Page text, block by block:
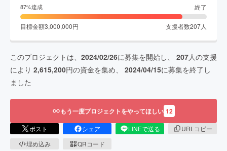
87%達成 終了
目標金額3,000,000円 支援者数207人
このプロジェクトは、 2024/02/26に募集を開始し、 207人の支援
により 2,615,200円の資金を集め、 2024/04/15に募集を終了し
ました
もう一度プロジェクトをやってほしい 12
ポスト シェア LINEで送る
URLコピー
埋め込み
QRコード